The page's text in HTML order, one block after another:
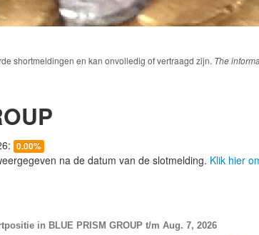
shortmeldingen en kan onvolledig of vertraagd zijn. The
0.00%
na de datum van de slotmelding. Klik hier
in BLUE PRISM GROUP t/m Aug. 7, 2026